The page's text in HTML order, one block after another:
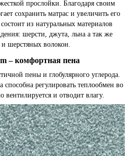
прослойки. Благодаря своим
сохранить матрас и увеличить его
из натуральных материалов
шерсти, джута, льна а так же
шерстяных волокон.
– комфортная пена
пены и глобулярного углерода.
способна регулировать теплообмен во
и отводит влагу.